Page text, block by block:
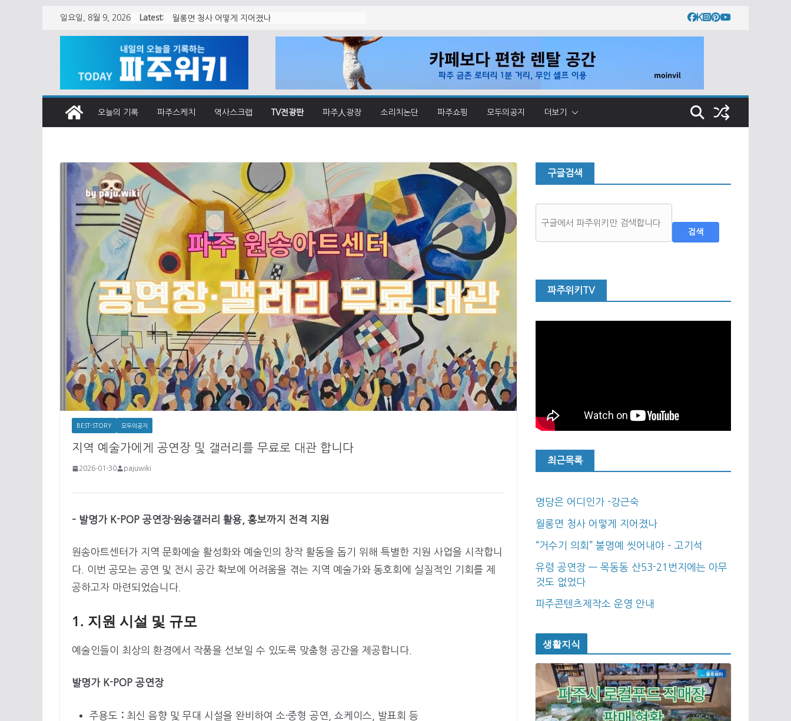
Skip일요일, 8월 9, 2026 Latest: 월롱면 청사 어떻게 지어졌나
오늘의 기록 파주스케치 역사스크랩 TV전광판 파주人광장 소리치논단 파주쇼핑 모두의공지 더보기
BEST-STORY 모두의공지
지역 예술가에게 공연장 및 갤러리를 무료로 대관 합니다
2026-01-30 pajuwiki
– 발명가 K-POP 공연장·원송갤러리 활용, 홍보까지 전격 지원
원송아트센터가 지역 문화예술 활성화와 예술인의 창작 활동을 돕기 위해 특별한 지원 사업을 시작합니
다. 이번 공모는 공연 및 전시 공간 확보에 어려움을 겪는 지역 예술가와 동호회에 실질적인 기회를 제
공하고자 마련되었습니다.
1. 지원 시설 및 규모
예술인들이 최상의 환경에서 작품을 선보일 수 있도록 맞춤형 공간을 제공합니다.
발명가 K-POP 공연장
주용도 : 최신 음향 및 무대 시설을 완비하여 소·중형 공연, 쇼케이스, 발표회 등
구글검색
검색
파주위키TV
최근목록
명당은 어디인가 -강근숙
월롱면 청사 어떻게 지어졌나
“거수기 의회” 불명예 씻어내야 – 고기석
유령 공연장 — 목동동 산53-21번지에는 아무
것도 없었다
파주콘텐츠제작소 운영 안내
생활지식